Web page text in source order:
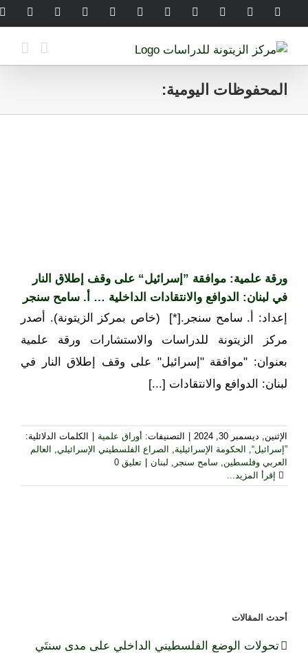
to
content
Facebook
Instagram
YouTube
Tiktok
Threads
LinkedIn
SoundCloud
WhatsApp
المحفوظات اليومية:
ورقة علمية: موافقة ”إسرائيل“ على وقف إطلاق النار
في لبنان: الدوافع والانتقادات الداخلية … أ. سامح سنجر
إعداد: أ. سامح سنجر.[*] (خاص بمركز الزيتونة). أصدر
مركز الزيتونة للدراسات والاستشارات ورقة علمية
بعنوان: "موافقة "إسرائيل" على وقف إطلاق النار في
لبنان: الدوافع والانتقادات [...]
الإثنين, ديسمبر 30, 2024 التصنيفات: أوراق علمية
الكلمات الدلائلية:
”إسرائيل“
الحكومة الإسرائيلية الصراع الفلسطيني الإسرائيلي
العالم
العربي وفلسطين
سامح سنجر لبنان
تعليق 0
إقرأ المزيد...
أحدث المقالات
تحولات الوضع الفلسطيني الداخلي على مدى سنتَي